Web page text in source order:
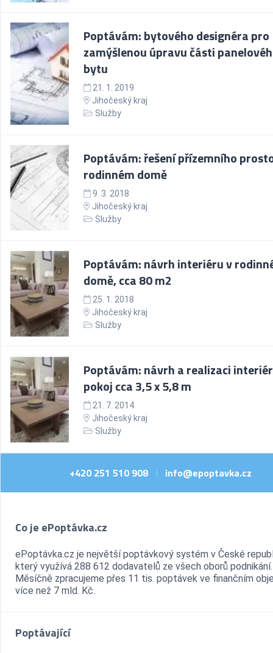
Poptávám: bytového designéra pro
zamýšlenou úpravu části
bytu
21. 1. 2019
Jihočeský kraj
Služby
Poptávám: řešení přízemního
rodinném domě
9. 3. 2018
Jihočeský kraj
Služby
Poptávám: návrh interiéru v
domě, cca 80 m2
25. 1. 2018
Jihočeský kraj
Služby
Poptávám: návrh a realizaci
pokoj cca 3,5 x 5,8 m
21. 7. 2014
Jihočeský kraj
Služby
+420 251 510 908 | info@epoptavka.cz
Co je ePoptávka.cz
ePoptávka.cz je největší poptávkový systém v České
který využívá 288 612 dodavatelů ze všech oborů podnikání.
Měsíčně zpracujeme přes 11 tis. poptávek ve finančním
více než 7 mld. Kč.
Poptávající